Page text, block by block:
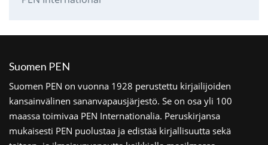
Suomen PEN
Suomen PEN on vuonna 1928 perustettu kirjailijoiden
kansainvälinen sananvapausjärjestö. Se on osa yli 100
maassa toimivaa PEN Internationalia. Peruskirjansa
mukaisesti PEN puolustaa ja edistää kirjallisuutta sekä